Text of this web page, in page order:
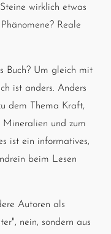
wirklich etwas
Reale
Buch? Um gleich mit
ist anders. Anders
dem Thema Kraft,
und zum
ist ein informatives,
beim Lesen
Autoren als
nein, sondern aus